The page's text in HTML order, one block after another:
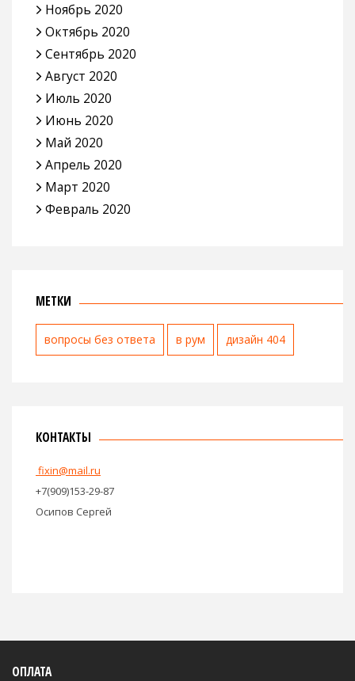
Ноябрь 2020
Октябрь 2020
Сентябрь 2020
Август 2020
Июль 2020
Июнь 2020
Май 2020
Апрель 2020
Март 2020
Февраль 2020
МЕТКИ
вопросы без ответа в рум дизайн 404
КОНТАКТЫ
fixin@mail.ru
+7(909)153-29-87
Осипов Сергей
ОПЛАТА